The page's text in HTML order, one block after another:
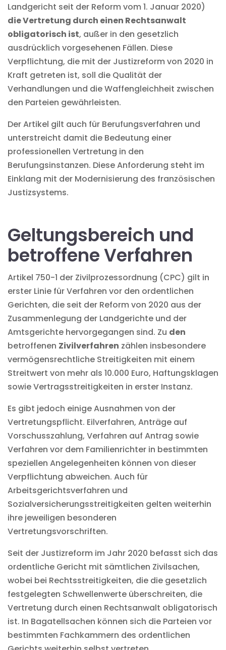
Landgericht seit der Reform vom 1. Januar 2020)
die Vertretung durch einen Rechtsanwalt
obligatorisch ist, außer in den gesetzlich
ausdrücklich vorgesehenen Fällen. Diese
Verpflichtung, die mit der Justizreform von 2020 in
Kraft getreten ist, soll die Qualität der
Verhandlungen und die Waffengleichheit zwischen
den Parteien gewährleisten.
Der Artikel gilt auch für Berufungsverfahren und
unterstreicht damit die Bedeutung einer
professionellen Vertretung in den
Berufungsinstanzen. Diese Anforderung steht im
Einklang mit der Modernisierung des französischen
Justizsystems.
Geltungsbereich und
betroffene Verfahren
Artikel 750-1 der Zivilprozessordnung (CPC) gilt in
erster Linie für Verfahren vor den ordentlichen
Gerichten, die seit der Reform von 2020 aus der
Zusammenlegung der Landgerichte und der
Amtsgerichte hervorgegangen sind. Zu den
betroffenen Zivilverfahren zählen insbesondere
vermögensrechtliche Streitigkeiten mit einem
Streitwert von mehr als 10.000 Euro, Haftungsklagen
sowie Vertragsstreitigkeiten in erster Instanz.
Es gibt jedoch einige Ausnahmen von der
Vertretungspflicht. Eilverfahren, Anträge auf
Vorschusszahlung, Verfahren auf Antrag sowie
Verfahren vor dem Familienrichter in bestimmten
speziellen Angelegenheiten können von dieser
Verpflichtung abweichen. Auch für
Arbeitsgerichtsverfahren und
Sozialversicherungsstreitigkeiten gelten weiterhin
ihre jeweiligen besonderen
Vertretungsvorschriften.
Seit der Justizreform im Jahr 2020 befasst sich das
ordentliche Gericht mit sämtlichen Zivilsachen,
wobei bei Rechtsstreitigkeiten, die die gesetzlich
festgelegten Schwellenwerte überschreiten, die
Vertretung durch einen Rechtsanwalt obligatorisch
ist. In Bagatellsachen können sich die Parteien vor
bestimmten Fachkammern des ordentlichen